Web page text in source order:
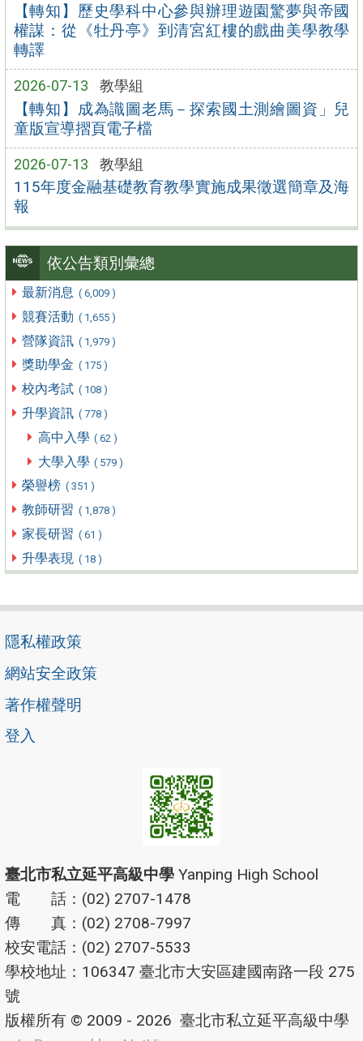
【轉知】歷史學科中心參與辦理遊園驚夢與帝國
權謀：從《牡丹亭》到清宮紅樓的戲曲美學教學
轉譯
2026-07-13 教學組
【轉知】成為識圖老馬－探索國土測繪圖資」兒
童版宣導摺頁電子檔
2026-07-13 教學組
115年度金融基礎教育教學實施成果徵選簡章及海
報
依公告類別彙總
最新消息 ( 6,009 )
競賽活動 ( 1,655 )
營隊資訊 ( 1,979 )
獎助學金 ( 175 )
校內考試 ( 108 )
升學資訊 ( 778 )
高中入學 ( 62 )
大學入學 ( 579 )
榮譽榜 ( 351 )
教師研習 ( 1,878 )
家長研習 ( 61 )
升學表現 ( 18 )
隱私權政策
網站安全政策
著作權聲明
登入
臺北市私立延平高級中學 Yanping High School
電 話：(02) 2707-1478
傳 真：(02) 2708-7997
校安電話：(02) 2707-5533
學校地址：106347 臺北市大安區建國南路一段 275
號
版權所有 © 2009 - 2026 臺北市私立延平高級中學